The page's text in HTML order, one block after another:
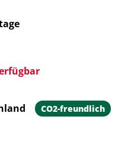
CO2-freundlich